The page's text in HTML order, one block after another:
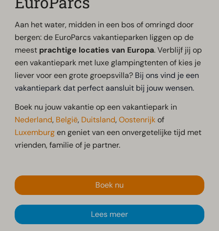
Aan het water, midden in een bos of omringd door
bergen: de EuroParcs vakantieparken liggen op de
meest prachtige locaties van Europa. Verblijf jij op
een vakantiepark met luxe glampingtenten of kies je
liever voor een grote groepsvilla? Bij ons vind je een
vakantiepark dat perfect aansluit bij jouw wensen.
Boek nu jouw vakantie op een vakantiepark in
Nederland, België, Duitsland,Oostenrijkof
Luxemburgen geniet van een onvergetelijke tijd met
vrienden, familie of je partner.
Boek nu
Lees meer